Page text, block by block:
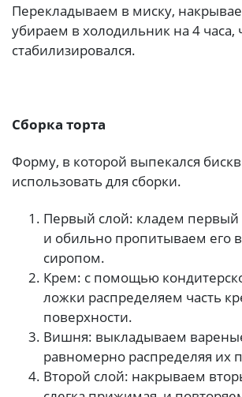
Перекладываем в миску,
убираем в холодильник на 4 часа,
стабилизировался.
Сборка торта
Форму, в которой выпекался
использовать для сборки.
Первый слой: кладем
и обильно пропитываем его
сиропом.
Крем: с помощью
ложки распределяем часть
поверхности.
Вишня: выкладываем
равномерно распределяя их
Второй слой: накрываем